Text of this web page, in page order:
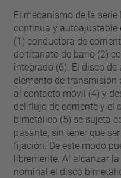
El mecanismo de la
continua y autoajustable
(1) conductora de
de titanato de bario (2)
integrado (6). El disco
elemento de transmisión
al contacto móvil (4) y
del flujo de corriente y el
bimetálico (5) se sujeta
pasante, sin tener que
fijación. De este modo
libremente. Al alcanzar
nominal el disco